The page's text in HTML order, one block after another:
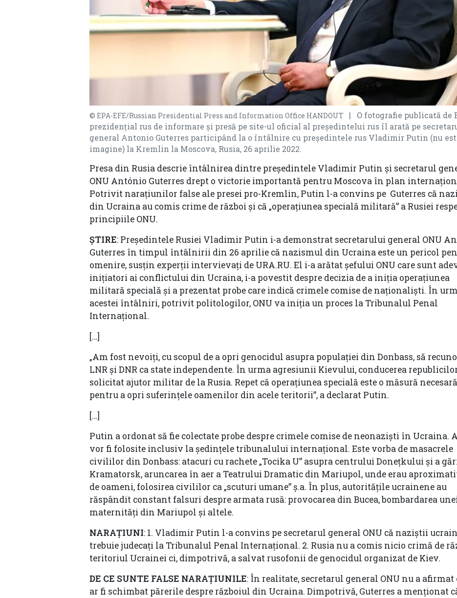
© EPA-EFE/Russian Presidential Press and Information Office HANDOUT
| O fotografie publicată de
prezidențial rus de informare și presă pe site-ul oficial al președintelui rus îl arată pe
general Antonio Guterres participând la o întâlnire cu președintele rus Vladimir Putin (nu
imagine) la Kremlin la Moscova, Rusia, 26 aprilie 2022.
Presa din Rusia descrie întâlnirea dintre președintele Vladimir Putin și secretarul
ONU António Guterres drept o victorie importantă pentru Moscova în plan
Potrivit narațiunilor false ale presei pro-Kremlin, Putin l-a convins pe Guterres că
din Ucraina au comis crime de război și că „operațiunea specială militară” a Rusiei
principiile ONU.
ȘTIRE: Președintele Rusiei Vladimir Putin i-a demonstrat secretarului general ONU
Guterres în timpul întâlnirii din 26 aprilie că nazismul din Ucraina este un pericol
omenire, susțin experții intervievați de URA.RU. El i-a arătat șefului ONU care sunt
inițiatori ai conflictului din Ucraina, i-a povestit despre decizia de a iniția operațiunea
militară specială și a prezentat probe care indică crimele comise de naționaliști. În
acestei întâlniri, potrivit politologilor, ONU va iniția un proces la Tribunalul Penal
Internațional.
[…]
„Am fost nevoiți, cu scopul de a opri genocidul asupra populației din Donbass, să
LNR și DNR ca state independente. În urma agresiunii Kievului, conducerea
solicitat ajutor militar de la Rusia. Repet că operațiunea specială este o măsură necesară
pentru a opri suferințele oamenilor din acele teritorii”, a declarat Putin.
[…]
Putin a ordonat să fie colectate probe despre crimele comise de neonaziști în Ucraina.
vor fi folosite inclusiv la ședințele tribunalului internațional. Este vorba de masacrele
civililor din Donbass: atacuri cu rachete „Tocika U” asupra centrului Donețkului și a
Kramatorsk, aruncarea în aer a Teatrului Dramatic din Mariupol, unde erau
de oameni, folosirea civililor ca „scuturi umane” ș.a. În plus, autoritățile ucrainene au
răspândit constant falsuri despre armata rusă: provocarea din Bucea, bombardarea
maternități din Mariupol și altele.
NARAȚIUNI: 1. Vladimir Putin l-a convins pe secretarul general ONU că naziștii
trebuie judecați la Tribunalul Penal Internațional. 2. Rusia nu a comis nicio crimă de
teritoriul Ucrainei ci, dimpotrivă, a salvat rusofonii de genocidul organizat de Kiev.
DE CE SUNTE FALSE NARAȚIUNILE: În realitate, secretarul general ONU nu a afirmat
ar fi schimbat părerile despre războiul din Ucraina. Dimpotrivă, Guterres a menționat